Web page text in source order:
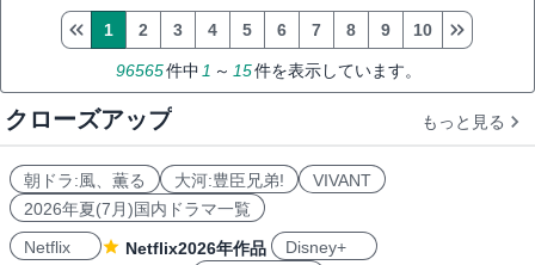
96565件中1 ～ 15件を表示しています。
1 2 3 4 5 6 7 8 9 10
クローズアップ もっと見る
朝ドラ:風、薫る 大河:豊臣兄弟!
VIVANT
2026年夏(7月)国内ドラマ一覧
Netflix
Netflix2026年作品
Disney+